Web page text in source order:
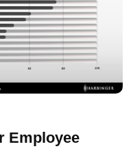
Employee